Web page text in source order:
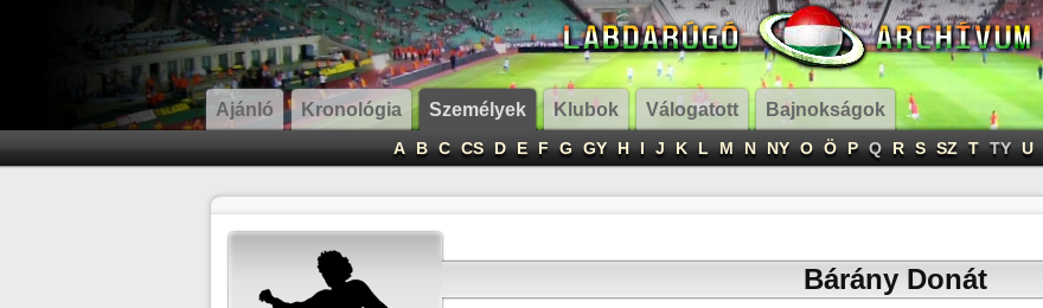
Ajánló Kronológia Személyek Klubok Válogatott Bajnokságok
A B C CS D E F G GY H I J K L M N NY O Ö P Q R S SZ T TY U
Bárány Donát